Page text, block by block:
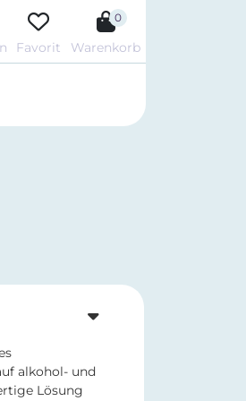
Favorit
0
Warenkorb
alkohol- und
Lösung